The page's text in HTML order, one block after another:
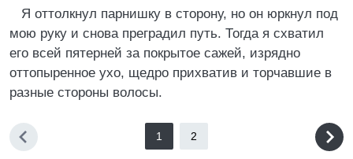
Я оттолкнул парнишку в сторону, но он юркнул под
мою руку и снова преградил путь. Тогда я схватил
его всей пятерней за покрытое сажей, изрядно
оттопыренное ухо, щедро прихватив и торчавшие в
разные стороны волосы.
1 2